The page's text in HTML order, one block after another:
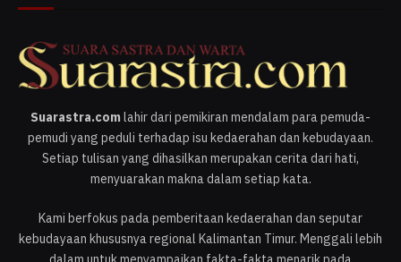
Suarastra.comlahir dari pemikiran mendalam para pemuda-
pemudi yang peduli terhadap isu kedaerahan dan kebudayaan.
Setiap tulisan yang dihasilkan merupakan cerita dari hati,
menyuarakan makna dalam setiap kata.
Kami berfokus pada pemberitaan kedaerahan dan seputar
kebudayaan khususnya regional Kalimantan Timur. Menggali lebih